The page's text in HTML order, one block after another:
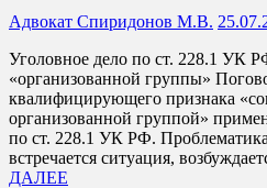
Адвокат Спиридонов М.В.
Уголовное дело по ст. 228.1 УК
«организованной группы»
квалифицирующего признака
организованной группой»
по ст. 228.1 УК РФ.
встречается ситуация,
ДАЛЕЕ